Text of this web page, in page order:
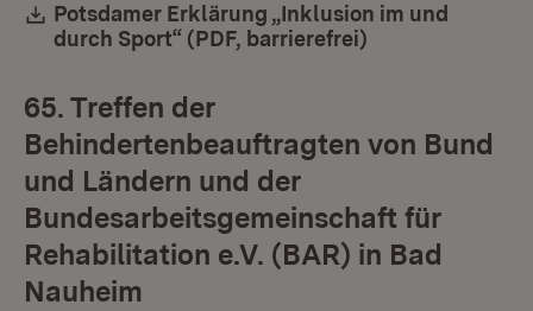
Download:
Potsdamer Erklärung „Inklusion im und
durch Sport“ (PDF, barrierefrei)
65. Treffen der
Behindertenbeauftragten von Bund
und Ländern und der
Bundesarbeitsgemeinschaft für
Rehabilitation e.V. (BAR) in Bad
Nauheim